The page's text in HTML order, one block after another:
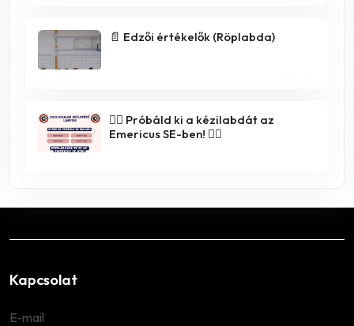
📄 Edzői értékelők (Röplabda)
🤾‍♀️ Próbáld ki a kézilabdát az
Emericus SE-ben! 🤾‍♂️
Kapcsolat
E-mail